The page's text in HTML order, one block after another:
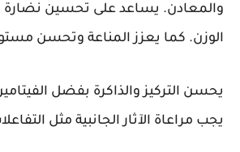
والمعادن. يساعد على تحسين نضارة
الوزن. كما يعزز المناعة وتحسن
يجب مراعاة الآثار الجانبية مثل